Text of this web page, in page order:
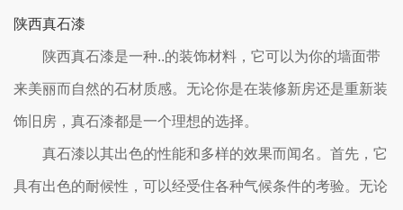
陕西真石漆
陕西真石漆是一种..的装饰材料，它可以为你的墙面带
来美丽而自然的石材质感。无论你是在装修新房还是重新装
饰旧房，真石漆都是一个理想的选择。
真石漆以其出色的性能和多样的效果而闻名。首先，它
具有出色的耐候性，可以经受住各种气候条件的考验。无论